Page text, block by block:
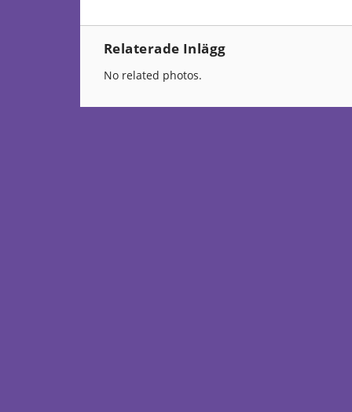
Relaterade Inlägg
No related photos.